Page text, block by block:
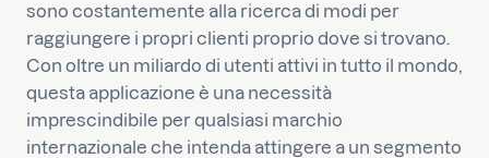
sono costantemente alla ricerca di modi per
raggiungere i propri clienti proprio dove si trovano.
Con oltre un miliardo di utenti attivi in tutto il mondo,
questa applicazione è una necessità
imprescindibile per qualsiasi marchio
internazionale che intenda attingere a un segmento